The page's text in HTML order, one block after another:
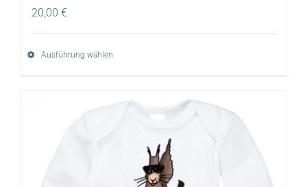
20,00 €
Ausführung wählen